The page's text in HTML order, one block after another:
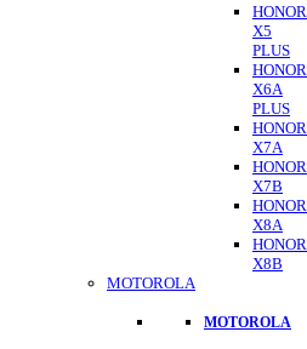
HONOR
X5
PLUS
HONOR
X6A
PLUS
HONOR
X7A
HONOR
X7B
HONOR
X8A
HONOR
X8B
MOTOROLA
MOTOROLA